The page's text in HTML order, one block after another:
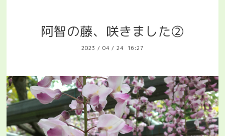
阿智の藤、咲きました②
2023 / 04 / 24 16:27